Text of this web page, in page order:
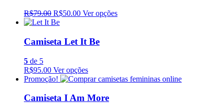
R$79.00 R$50.00 Ver opções
Camiseta Let It Be
5 de 5
R$95.00 Ver opções
Promoção!
Camiseta I Am More